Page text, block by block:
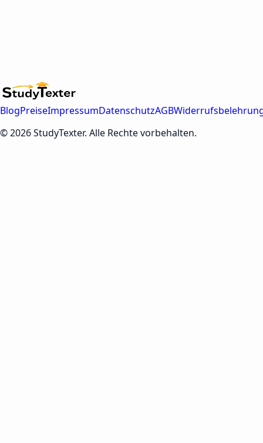
BlogPreiseImpressumDatenschutzAGB
© 2026 StudyTexter. Alle Rechte vorbehalten.